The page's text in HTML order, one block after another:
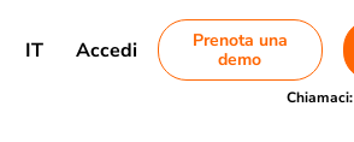
IT Accedi
Prenota una
demo
Chiamaci: